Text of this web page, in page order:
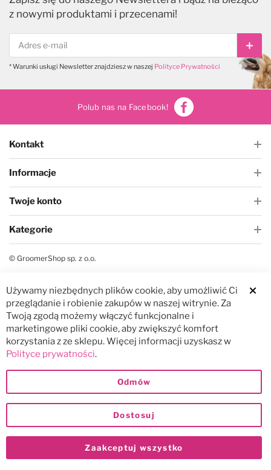
z nowymi produktami i przecenami!
* Warunki usługi Newsletter znajdziesz w naszej Polityce Prywatności
Polub nas na Facebook!
Kontakt
Informacje
Twoje konto
Kategorie
© GroomerShop sp. z o.o.
Używamy niezbędnych plików cookie, aby umożliwić Ci
przeglądanie i robienie zakupów w naszej witrynie. Za
Twoją zgodą możemy włączyć funkcjonalne i
marketingowe pliki cookie, aby zwiększyć komfort
korzystania z ze sklepu. Więcej informacji uzyskasz w
Polityce prywatności.
Zaakceptuj wszystko
Dostosuj
Odmów